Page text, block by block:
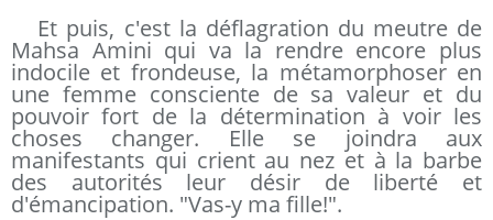
Et puis, c'est la déflagration du meutre de
Mahsa Amini qui va la rendre encore plus
indocile et frondeuse, la métamorphoser en
une femme consciente de sa valeur et du
pouvoir fort de la détermination à voir les
choses changer. Elle se joindra aux
manifestants qui crient au nez et à la barbe
des autorités leur désir de liberté et
d'émancipation. "Vas-y ma fille!".